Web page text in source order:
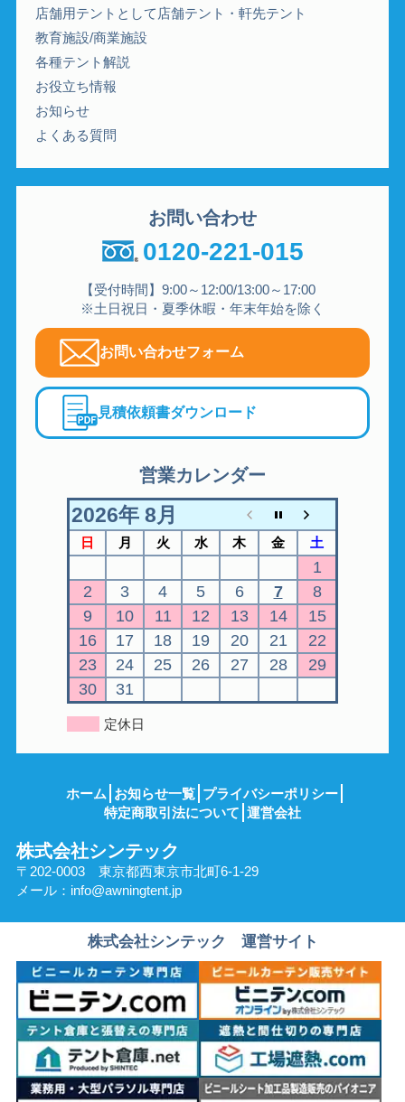
店舗用テントとして店舗テント・軒先テント
教育施設/商業施設
各種テント解説
お役立ち情報
お知らせ
よくある質問
お問い合わせ
0120-221-015
【受付時間】9:00～12:00/13:00～17:00
※土日祝日・夏季休暇・年末年始を除く
お問い合わせフォーム
見積依頼書ダウンロード
営業カレンダー
2026年 8月
日 月 火 水 木 金 土
1
2
3 4 5 6 7
8
9
10 11 12 13 14
15
16
17 18 19 20 21
22
23
24 25 26 27 28
29
30
31
定休日
ホーム お知らせ一覧 プライバシーポリシー
特定商取引法について 運営会社
株式会社シンテック
〒202-0003 東京都西東京市北町6-1-29
メール： info@awningtent.jp
株式会社シンテック 運営サイト